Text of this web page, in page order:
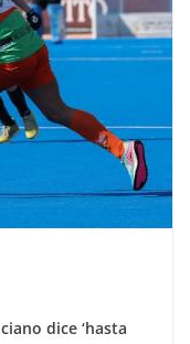
dice ‘hasta